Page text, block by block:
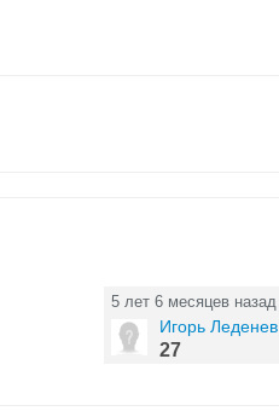
5 лет 6 месяцев назад
Игорь Леденев
27